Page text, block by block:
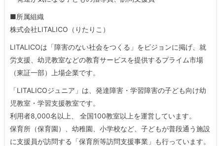
■所属組織
株式会社LITALICO（りたりこ）
LITALICOは「障害のない社会をつくる」をビジョンに掲げ、就
労支援、幼児教室などの教育サービスを提供するプライム市場
（東証一部）上場企業です。
「LITALICOジュニア」は、発達障害・学習障害の子ども向け幼
児教室・学習支援教室です。
利用者8,000名以上、 全国100教室以上を運営しています。
保育所（保育園）、幼稚園、小学校など、子どもが普段通う施設
に支援員が訪問する「保育所等訪問支援事業」も行っています。